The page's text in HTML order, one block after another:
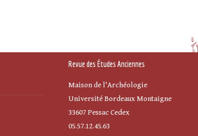
Revue des Études Anciennes
Maison de l'Archéologie
Université Bordeaux Montaigne
33607 Pessac Cedex
05.57.12.45.63